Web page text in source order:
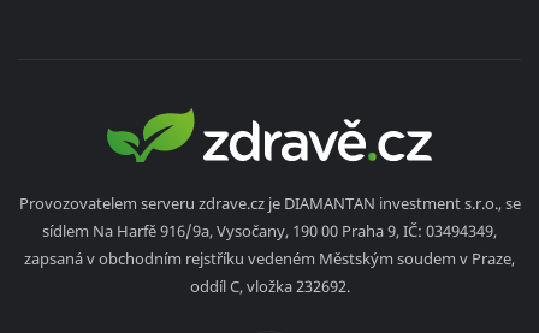
Provozovatelem serveru zdrave.cz je DIAMANTAN investment s.r.o., se
sídlem Na Harfě 916/9a, Vysočany, 190 00 Praha 9, IČ: 03494349,
zapsaná v obchodním rejstříku vedeném Městským soudem v Praze,
oddíl C, vložka 232692.